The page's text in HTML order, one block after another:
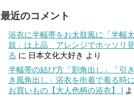
最近のコメント
浴衣に半幅帯をお太鼓風に「半幅太
鼓」は上品 アレンジでホッソリ
る に 日本文化大好き より
半幅帯の結び方「割角出し」「引
き風角出し」浴衣を街着で着る時に
お買いもの【大人色柄の浴衣】 |
よ